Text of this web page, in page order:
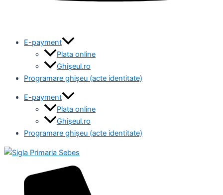
E-payment
Plata online
Ghișeul.ro
Programare ghișeu (acte identitate)
E-payment
Plata online
Ghișeul.ro
Programare ghișeu (acte identitate)